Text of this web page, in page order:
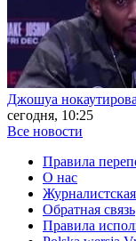
Джошуа
сегодня, 10:25
Все новости
Правила
О нас
Обратная связь
Правила